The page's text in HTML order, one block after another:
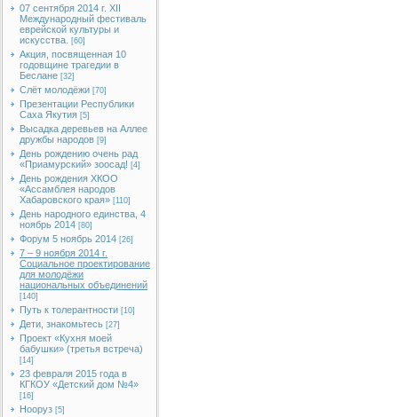
07 сентября 2014 г. XII
Международный фестиваль
еврейской культуры и
искусства.
[60]
Акция, посвященная 10
годовщине трагедии в
Беслане [32]
Слёт молодёжи [70]
Презентации Республики
Саха Якутия [5]
Высадка деревьев на Аллее
дружбы народов [9]
День рождению очень рад
«Приамурский» зоосад! [4]
День рождения ХКОО
«Ассамблея народов
Хабаровского края» [110]
День народного единства, 4
ноябрь 2014 [80]
Форум 5 ноябрь 2014 [26]
7 – 9 ноября 2014 г.
Социальное проектирование
для молодёжи
национальных объединений
[140]
Путь к толерантности [10]
Дети, знакомьтесь [27]
Проект «Кухня моей
бабушки» (третья встреча)
[14]
23 февраля 2015 года в
КГКОУ «Детский дом №4»
[16]
Нооруз [5]